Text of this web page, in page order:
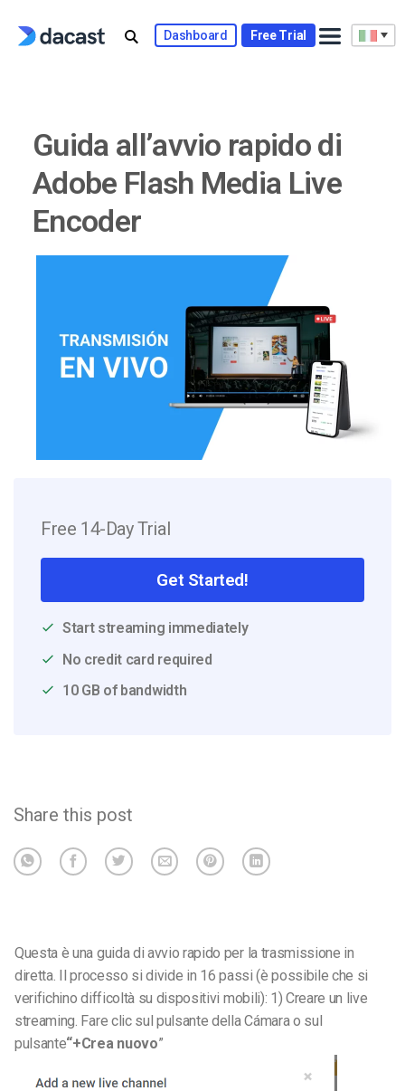
Dashboard Free Trial
Guida all’avvio rapido di
Adobe Flash Media Live
Encoder
Free 14-Day Trial
Get Started!
Start streaming immediately
No credit card required
10 GB of bandwidth
Share this post
Questa è una guida di avvio rapido per la trasmissione in
diretta. Il processo si divide in 16 passi (è possibile che si
verifichino difficoltà su dispositivi mobili): 1) Creare un live
streaming. Fare clic sul pulsante della Cámara o sul
pulsante“+Crea nuovo”